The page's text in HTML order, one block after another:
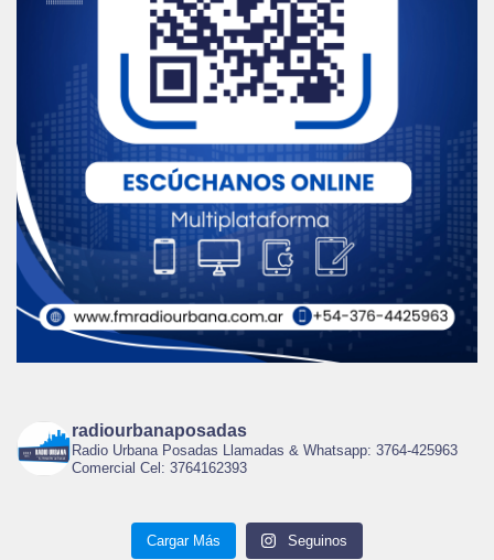
radiourbanaposadas
Radio Urbana Posadas Llamadas & Whatsapp: 3764-425963
Comercial Cel: 3764162393
Cargar Más Seguinos